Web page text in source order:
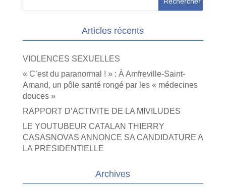
Articles récents
VIOLENCES SEXUELLES
« C’est du paranormal ! » : À Amfreville-Saint-
Amand, un pôle santé rongé par les « médecines
douces »
RAPPORT D’ACTIVITE DE LA MIVILUDES
LE YOUTUBEUR CATALAN THIERRY
CASASNOVAS ANNONCE SA CANDIDATURE A
LA PRESIDENTIELLE
Archives